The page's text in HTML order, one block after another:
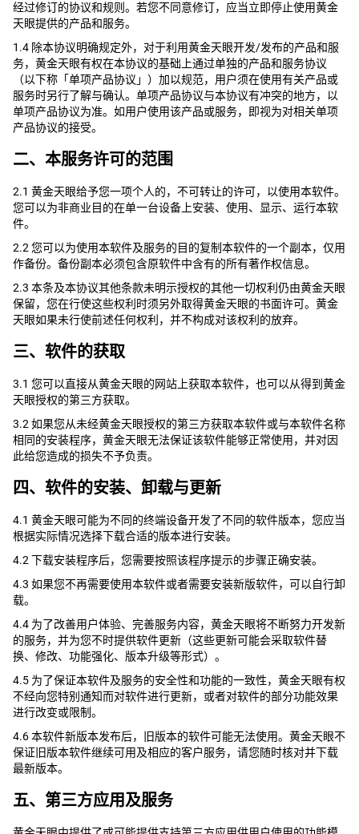
经过修订的协议和规则。若您不同意修订，应当立即停止使用黄金
天眼提供的产品和服务。
1.4 除本协议明确规定外，对于利用黄金天眼开发/发布的产品和服
务，黄金天眼有权在本协议的基础上通过单独的产品和服务协议
（以下称「单项产品协议」）加以规范，用户须在使用有关产品或
服务时另行了解与确认。单项产品协议与本协议有冲突的地方，以
单项产品协议为准。如用户使用该产品或服务，即视为对相关单项
产品协议的接受。
二、本服务许可的范围
2.1 黄金天眼给予您一项个人的，不可转让的许可，以使用本软件。
您可以为非商业目的在单一台设备上安装、使用、显示、运行本软
件。
2.2 您可以为使用本软件及服务的目的复制本软件的一个副本，仅用
作备份。备份副本必须包含原软件中含有的所有著作权信息。
2.3 本条及本协议其他条款未明示授权的其他一切权利仍由黄金天眼
保留，您在行使这些权利时须另外取得黄金天眼的书面许可。黄金
天眼如果未行使前述任何权利，并不构成对该权利的放弃。
三、软件的获取
3.1 您可以直接从黄金天眼的网站上获取本软件，也可以从得到黄金
天眼授权的第三方获取。
3.2 如果您从未经黄金天眼授权的第三方获取本软件或与本软件名称
相同的安装程序，黄金天眼无法保证该软件能够正常使用，并对因
此给您造成的损失不予负责。
四、软件的安装、卸载与更新
4.1 黄金天眼可能为不同的终端设备开发了不同的软件版本，您应当
根据实际情况选择下载合适的版本进行安装。
4.2 下载安装程序后，您需要按照该程序提示的步骤正确安装。
4.3 如果您不再需要使用本软件或者需要安装新版软件，可以自行卸
载。
4.4 为了改善用户体验、完善服务内容，黄金天眼将不断努力开发新
的服务，并为您不时提供软件更新（这些更新可能会采取软件替
换、修改、功能强化、版本升级等形式）。
4.5 为了保证本软件及服务的安全性和功能的一致性，黄金天眼有权
不经向您特别通知而对软件进行更新，或者对软件的部分功能效果
进行改变或限制。
4.6 本软件新版本发布后，旧版本的软件可能无法使用。黄金天眼不
保证旧版本软件继续可用及相应的客户服务，请您随时核对并下载
最新版本。
五、第三方应用及服务